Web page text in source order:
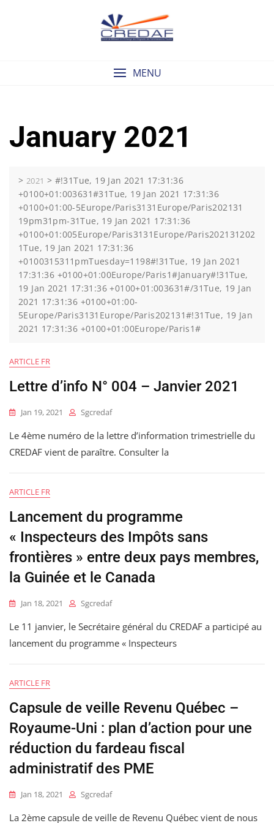
MENU
January 2021
> 2021 > #!31Tue, 19 Jan 2021 17:31:36
+0100+01:003631#31Tue, 19 Jan 2021 17:31:36
+0100+01:00-5Europe/Paris3131Europe/Paris202131
19pm31pm-31Tue, 19 Jan 2021 17:31:36
+0100+01:005Europe/Paris3131Europe/Paris202131202
1Tue, 19 Jan 2021 17:31:36
+0100315311pmTuesday=1198#!31Tue, 19 Jan 2021
17:31:36 +0100+01:00Europe/Paris1#January#!31Tue,
19 Jan 2021 17:31:36 +0100+01:003631#/31Tue, 19 Jan
2021 17:31:36 +0100+01:00-
5Europe/Paris3131Europe/Paris202131#!31Tue, 19 Jan
2021 17:31:36 +0100+01:00Europe/Paris1#
ARTICLE FR
Lettre d’info N° 004 – Janvier 2021
Jan 19, 2021 Sgcredaf
Le 4ème numéro de la lettre d’information trimestrielle du
CREDAF vient de paraître. Consulter la
ARTICLE FR
Lancement du programme
« Inspecteurs des Impôts sans
frontières » entre deux pays membres,
la Guinée et le Canada
Jan 18, 2021 Sgcredaf
Le 11 janvier, le Secrétaire général du CREDAF a participé au
lancement du programme « Inspecteurs
ARTICLE FR
Capsule de veille Revenu Québec –
Royaume-Uni : plan d’action pour une
réduction du fardeau fiscal
administratif des PME
Jan 18, 2021 Sgcredaf
La 2ème capsule de veille de Revenu Québec vient de nous